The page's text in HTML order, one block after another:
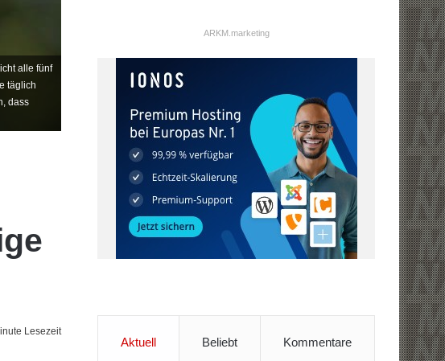
alle fünf
täglich
dass
Lesezeit
ARKM.marketing
Aktuell Beliebt Kommentare